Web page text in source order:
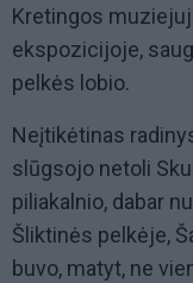
Kretingos
ekspozicijoje,
pelkės lobio.
Neįtikėtinas
slūgsojo netoli
piliakalnio, dabar
Šliktinės pelkėje,
buvo, matyt, ne